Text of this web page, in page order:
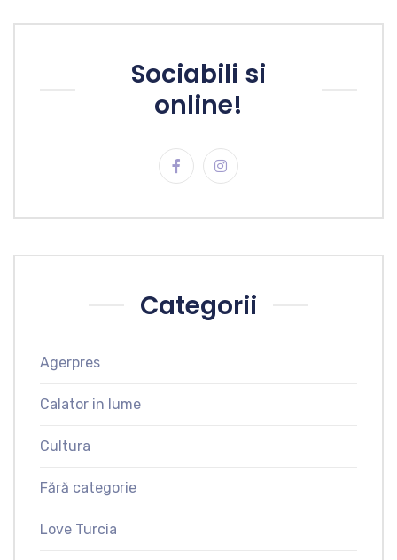
Sociabili si
online!
Categorii
Agerpres
Calator in lume
Cultura
Fără categorie
Love Turcia